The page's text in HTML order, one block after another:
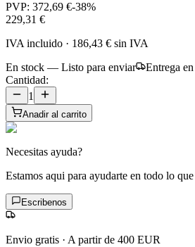
PVP: 372,69 €-38%
229,31 €
IVA incluido · 186,43 € sin IVA
En stock — Listo para enviar
Entrega
Cantidad:
1
Anadir al carrito
Necesitas ayuda?
Estamos aqui para ayudarte en todo lo que
Escribenos
Envio gratis · A partir de 400 EUR